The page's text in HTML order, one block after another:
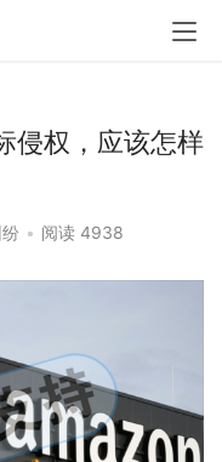
侵权，应该怎样
• 阅读 4938